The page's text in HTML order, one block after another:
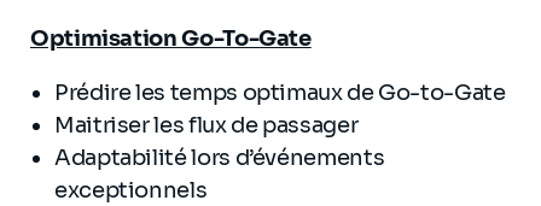
Optimisation Go-To-Gate
Prédire les temps optimaux de Go-to-Gate
Maitriser les flux de passager
Adaptabilité lors d’événements
exceptionnels